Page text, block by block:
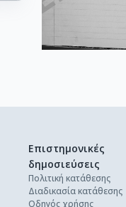
Επιστημονικές
δημοσιεύσεις
Πολιτική κατάθεσης
Διαδικασία κατάθεσης
Οδηγός χρήσης